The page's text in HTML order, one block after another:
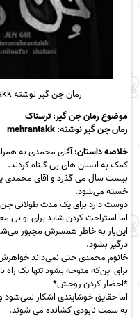
رمان جن گیر نوشته mehrantakk دانلود با لینک مستقیم
موضوع رمان جن گیر: ترسناک
رمان جن گیر نوشته:mehrantakk
خلاصه داستان:آقای محمدی به
کمک به انسان های بی گــناه کردند.
بیست سال می گذرد و آقای محمدی
خسته می‌شود.
دوست دارد برای یک مدت طولانی
اما استراحت کردن شاید برای او بی
این‌بار به خاطر همسرش مجبور
درگیر بشود.
خانوم محمدی حتی نمی‌داند خواهرش
برای این‌که متوجه بشود تنها یک راه
*احضار کردن روحش*
اما حقایق خوشایندی اشکار
به سمت نابودی کشانده می شوند.